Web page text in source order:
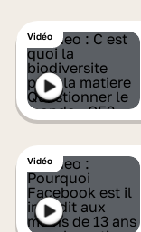
Vidéo
Vidéo